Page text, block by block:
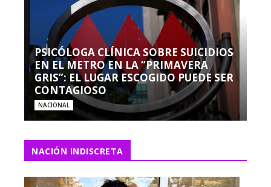
PSICÓLOGA CLÍNICA SOBRE SUICIDIOS
EN EL METRO EN LA “PRIMAVERA
GRIS”: EL LUGAR ESCOGIDO PUEDE SER
CONTAGIOSO
NACIONAL
NACIÓN INDISCRETA